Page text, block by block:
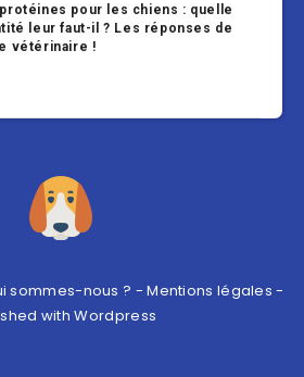
pour les chiens : quelle
leur faut-il ? Les réponses de
vétérinaire !
sommes-nous ? -Mentions légales -
withWordpress